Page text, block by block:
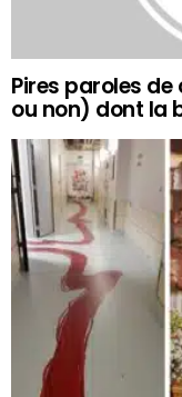
Pires paroles
ou non) dont la